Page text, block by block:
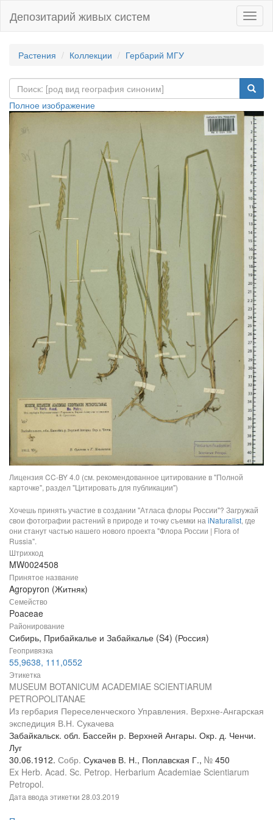
Депозитарий живых систем
Растения Коллекции Гербарий МГУ
Полное изображение
Лицензия CC-BY 4.0 (см. рекомендованное цитирование в "Полной
карточке", раздел "Цитировать для публикации")
Хочешь принять участие в создании "Атласа флоры России"? Загружай
свои фотографии растений в природе и точку съемки на iNaturalist, где
они станут частью нашего нового проекта "Флора России | Flora of
Russia".
Штрихкод
MW0024508
Принятое название
Agropyron (Житняк)
Семейство
Poaceae
Районирование
Сибирь, Прибайкалье и Забайкалье (S4) (Россия)
Геопривязка
55,9638, 111,0552
Этикетка
MUSEUM BOTANICUM ACADEMIAE SCIENTIARUM
PETROPOLITANAE
Из гербария Переселенческого Управления. Верхне-Ангарская
экспедиция В.Н. Сукачева
Забайкальск. обл. Бассейн р. Верхней Ангары. Окр. д. Ченчи.
Луг
30.06.1912. Собр. Сукачев В. Н., Поплавская Г., № 450
Ex Herb. Acad. Sc. Petrop. Herbarium Academiae Scientiarum
Petropol.
Дата ввода этикетки 28.03.2019